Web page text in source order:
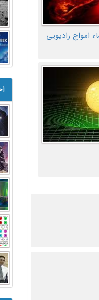
امواج رادیویی